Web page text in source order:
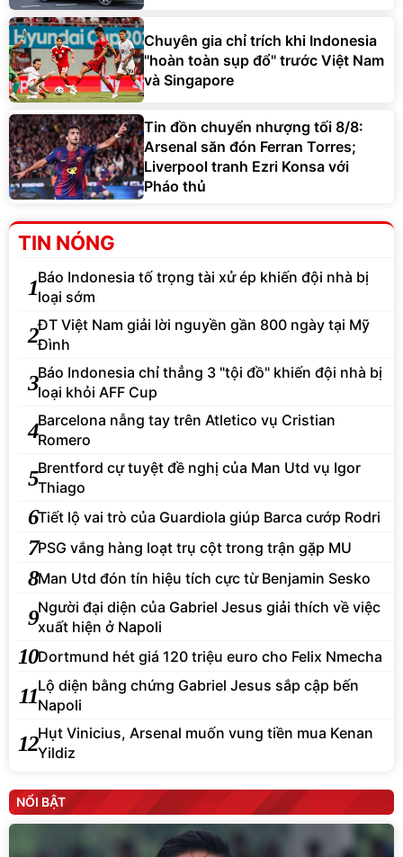
Chuyên gia chỉ trích khi Indonesia
"hoàn toàn sụp đổ" trước Việt Nam
và Singapore
Tin đồn chuyển nhượng tối 8/8:
Arsenal săn đón Ferran Torres;
Liverpool tranh Ezri Konsa với
Pháo thủ
TIN NÓNG
1Báo Indonesia tố trọng tài xử ép khiến đội nhà bị
loại sớm
2ĐT Việt Nam giải lời nguyền gần 800 ngày tại Mỹ
Đình
3Báo Indonesia chỉ thẳng 3 "tội đồ" khiến đội nhà bị
loại khỏi AFF Cup
4Barcelona nẫng tay trên Atletico vụ Cristian
Romero
5Brentford cự tuyệt đề nghị của Man Utd vụ Igor
Thiago
6Tiết lộ vai trò của Guardiola giúp Barca cướp Rodri
7PSG vắng hàng loạt trụ cột trong trận gặp MU
8Man Utd đón tín hiệu tích cực từ Benjamin Sesko
9Người đại diện của Gabriel Jesus giải thích về việc
xuất hiện ở Napoli
10Dortmund hét giá 120 triệu euro cho Felix Nmecha
11Lộ diện bằng chứng Gabriel Jesus sắp cập bến
Napoli
12Hụt Vinicius, Arsenal muốn vung tiền mua Kenan
Yildiz
NỔI BẬT